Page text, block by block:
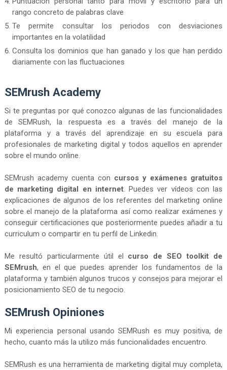
rango concreto de palabras clave
Te permite consultar los periodos con desviaciones
importantes en la volatilidad
Consulta los dominios que han ganado y los que han perdido
diariamente con las fluctuaciones
SEMrush Academy
Si te preguntas por qué conozco algunas de las funcionalidades
de SEMRush, la respuesta es a través del manejo de la
plataforma y a través del aprendizaje en su escuela para
profesionales de marketing digital y todos aquellos en aprender
sobre el mundo online.
SEMrush academy cuenta con cursos y exámenes gratuitos
de marketing digital en internet. Puedes ver vídeos con las
explicaciones de algunos de los referentes del marketing online
sobre el manejo de la plataforma así como realizar exámenes y
conseguir certificaciones que posteriormente puedes añadir a tu
curriculum o compartir en tu perfil de Linkedin.
Me resultó particularmente útil el curso de SEO toolkit de
SEMrush, en el que puedes aprender los fundamentos de la
plataforma y también algunos trucos y consejos para mejorar el
posicionamiento SEO de tu negocio.
SEMrush Opiniones
Mi experiencia personal usando SEMRush es muy positiva, de
hecho, cuanto más la utilizo más funcionalidades encuentro.
SEMRush es una herramienta de marketing digital muy completa,